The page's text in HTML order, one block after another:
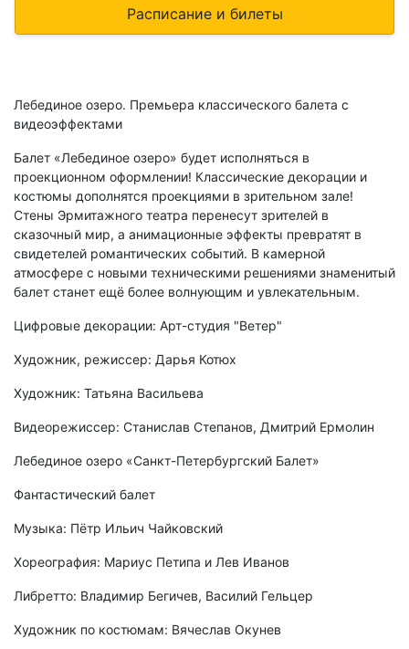
Расписание и билеты
Лебединое озеро. Премьера классического балета с
видеоэффектами
Балет «Лебединое озеро» будет исполняться в
проекционном оформлении! Классические декорации и
костюмы дополнятся проекциями в зрительном зале!
Стены Эрмитажного театра перенесут зрителей в
сказочный мир, а анимационные эффекты превратят в
свидетелей романтических событий. В камерной
атмосфере с новыми техническими решениями знаменитый
балет станет ещё более волнующим и увлекательным.
Цифровые декорации: Арт-студия "Ветер"
Художник, режиссер: Дарья Котюх
Художник: Татьяна Васильева
Видеорежиссер: Станислав Степанов, Дмитрий Ермолин
Лебединое озеро «Санкт-Петербургский Балет»
Фантастический балет
Музыка: Пётр Ильич Чайковский
Хореография: Мариус Петипа и Лев Иванов
Либретто: Владимир Бегичев, Василий Гельцер
Художник по костюмам: Вячеслав Окунев